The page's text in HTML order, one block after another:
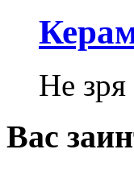
Не зря
Вас